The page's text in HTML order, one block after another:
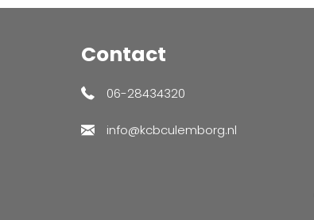
Contact
06-28434320
info@kcbculemborg.nl